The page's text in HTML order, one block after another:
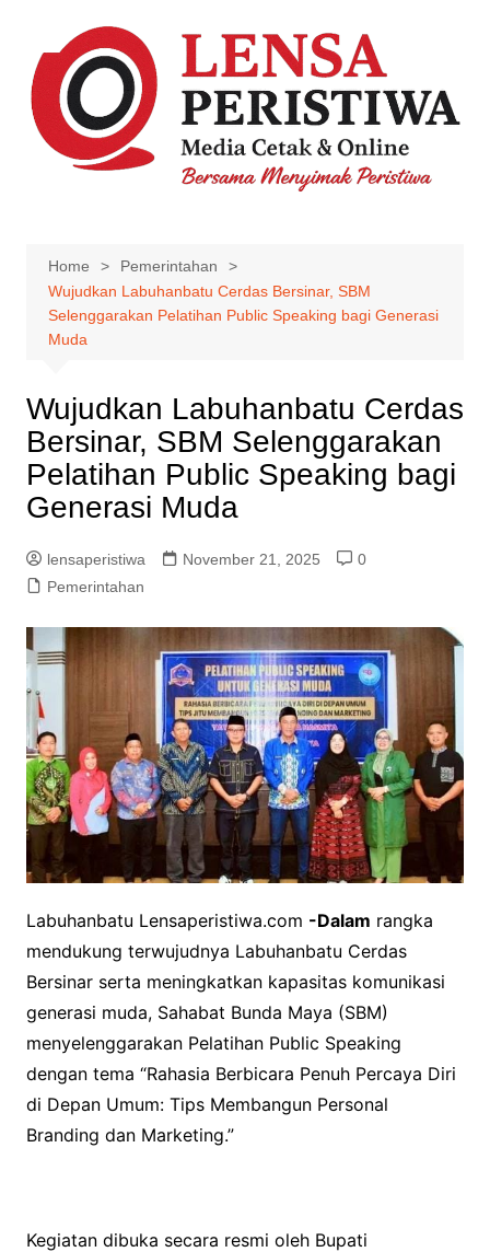
content
Home
Pemerintahan
Wujudkan Labuhanbatu Cerdas Bersinar, SBM
Selenggarakan Pelatihan Public Speaking bagi Generasi
Muda
Wujudkan Labuhanbatu Cerdas
Bersinar, SBM Selenggarakan
Pelatihan Public Speaking bagi
Generasi Muda
lensaperistiwa November 21, 2025
0
Pemerintahan
Labuhanbatu Lensaperistiwa.com -Dalam rangka
mendukung terwujudnya Labuhanbatu Cerdas
Bersinar serta meningkatkan kapasitas komunikasi
generasi muda, Sahabat Bunda Maya (SBM)
menyelenggarakan Pelatihan Public Speaking
dengan tema “Rahasia Berbicara Penuh Percaya Diri
di Depan Umum: Tips Membangun Personal
Branding dan Marketing.”
Kegiatan dibuka secara resmi oleh Bupati